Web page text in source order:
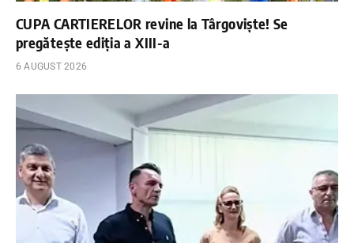
CUPA CARTIERELOR revine la Târgoviște! Se
pregătește ediția a XIII-a
6 AUGUST 2026